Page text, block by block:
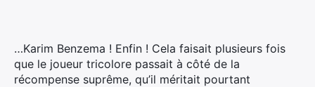
…Karim Benzema ! Enfin ! Cela faisait plusieurs fois
que le joueur tricolore passait à côté de la
récompense suprême, qu’il méritait pourtant